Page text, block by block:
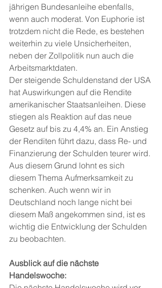
jährigen Bundesanleihe ebenfalls,
wenn auch moderat. Von Euphorie ist
trotzdem nicht die Rede, es bestehen
weiterhin zu viele Unsicherheiten,
neben der Zollpolitik nun auch die
Arbeitsmarktdaten.
Der steigende Schuldenstand der USA
hat Auswirkungen auf die Rendite
amerikanischer Staatsanleihen. Diese
stiegen als Reaktion auf das neue
Gesetz auf bis zu 4,4% an. Ein Anstieg
der Renditen führt dazu, dass Re- und
Finanzierung der Schulden teurer wird.
Aus diesem Grund lohnt es sich
diesem Thema Aufmerksamkeit zu
schenken. Auch wenn wir in
Deutschland noch lange nicht bei
diesem Maß angekommen sind, ist es
wichtig die Entwicklung der Schulden
zu beobachten.
Ausblick auf die nächste
Handelswoche: